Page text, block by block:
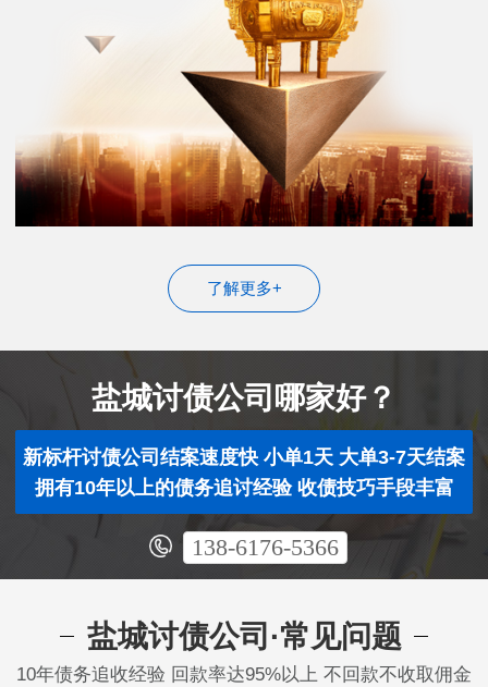
了解更多+
盐城讨债公司哪家好？
新标杆讨债公司结案速度快 小单1天 大单3-7天结案
拥有10年以上的债务追讨经验 收债技巧手段丰富
138-6176-5366
盐城讨债公司·常见问题
10年债务追收经验 回款率达95%以上 不回款不收取佣金